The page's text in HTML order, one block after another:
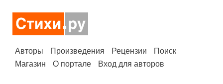
Авторы Произведения Рецензии
Поиск
Магазин
О портале Вход для авторов